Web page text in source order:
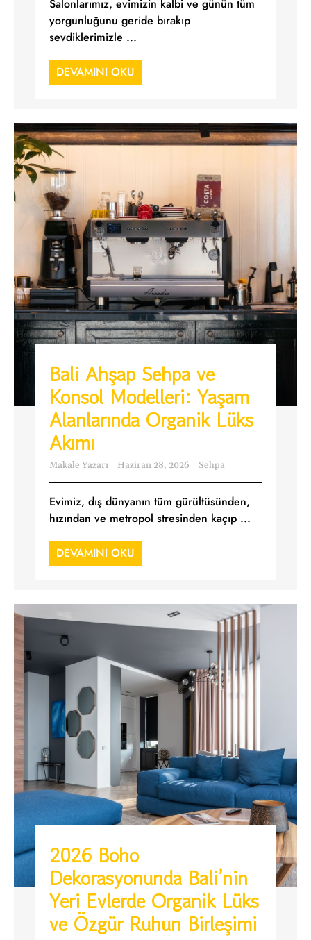
Salonlarımız, evimizin kalbi ve günün tüm
yorgunluğunu geride bırakıp
sevdiklerimizle ...
DEVAMINI OKU
Bali Ahşap Sehpa ve
Konsol Modelleri: Yaşam
Alanlarında Organik Lüks
Akımı
Makale Yazarı Haziran 28, 2026 Sehpa
Evimiz, dış dünyanın tüm gürültüsünden,
hızından ve metropol stresinden kaçıp ...
DEVAMINI OKU
2026 Boho
Dekorasyonunda Bali’nin
Yeri Evlerde Organik Lüks
ve Özgür Ruhun Birleşimi